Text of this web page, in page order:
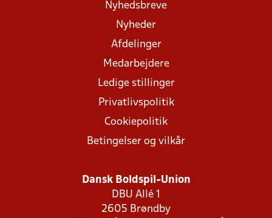
Nyhedsbreve
Nyheder
Afdelinger
Medarbejdere
Ledige stillinger
Privatlivspolitik
Cookiepolitik
Betingelser og vilkår
Dansk Boldspil-Union
DBU Allé 1
2605 Brøndby